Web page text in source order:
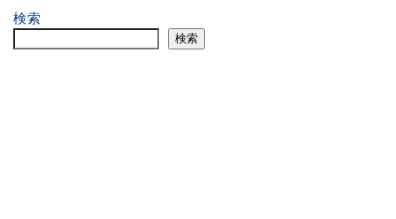
検索
検索